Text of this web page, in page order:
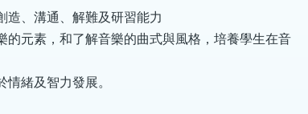
造、溝通、解難及研習能力
元素，和了解音樂的曲式與風格，培養學生在音
緒及智力發展。